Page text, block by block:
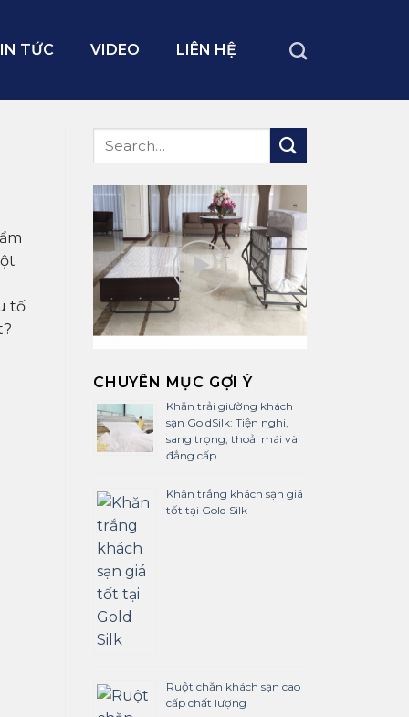
TỨC VIDEO LIÊN HỆ
tố
CHUYÊN MỤC GỢI Ý
Khăn trải giường khách
sạn GoldSilk: Tiện nghi,
sang trọng, thoải mái và
đẳng cấp
Khăn trắng khách sạn giá
tốt tại Gold Silk
Ruột chăn khách sạn cao
cấp chất lượng